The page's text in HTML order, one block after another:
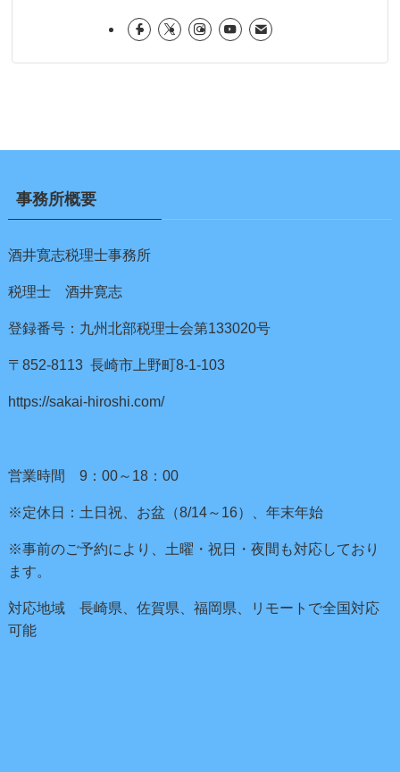
事務所概要
酒井寛志税理士事務所
税理士 酒井寛志
登録番号：九州北部税理士会第133020号
〒852-8113 長崎市上野町8-1-103
https://sakai-hiroshi.com/
営業時間 9：00～18：00
※定休日：土日祝、お盆（8/14～16）、年末年始
※事前のご予約により、土曜・祝日・夜間も対応しており
ます。
対応地域 長崎県、佐賀県、福岡県、リモートで全国対応
可能